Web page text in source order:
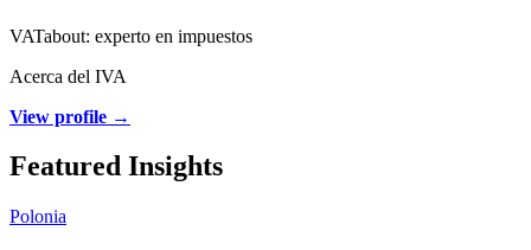
VATabout: experto en impuestos
Acerca del IVA
View profile →
Featured Insights
Polonia